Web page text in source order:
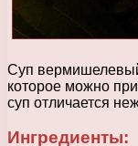
Суп
которое можно
суп отличается
Ингредиенты: